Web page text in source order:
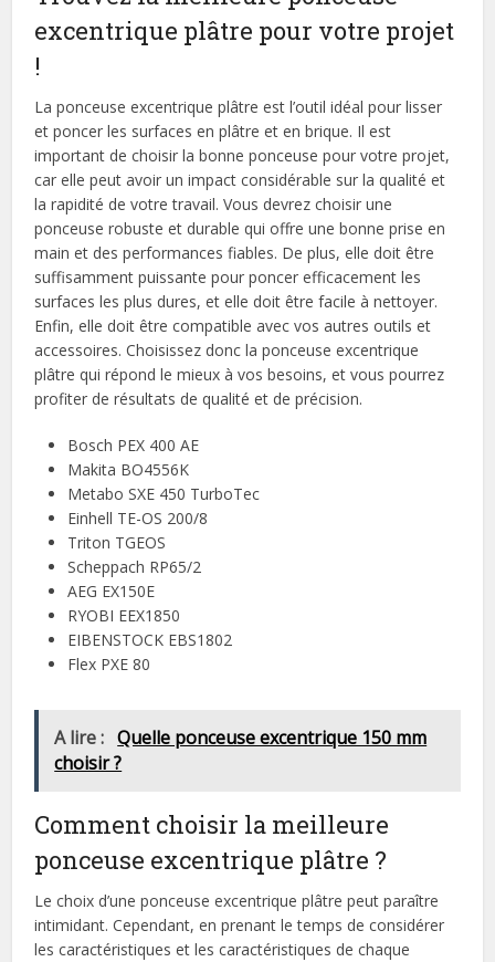
excentrique plâtre pour votre projet
!
La ponceuse excentrique plâtre est l’outil idéal pour lisser
et poncer les surfaces en plâtre et en brique. Il est
important de choisir la bonne ponceuse pour votre projet,
car elle peut avoir un impact considérable sur la qualité et
la rapidité de votre travail. Vous devrez choisir une
ponceuse robuste et durable qui offre une bonne prise en
main et des performances fiables. De plus, elle doit être
suffisamment puissante pour poncer efficacement les
surfaces les plus dures, et elle doit être facile à nettoyer.
Enfin, elle doit être compatible avec vos autres outils et
accessoires. Choisissez donc la ponceuse excentrique
plâtre qui répond le mieux à vos besoins, et vous pourrez
profiter de résultats de qualité et de précision.
Bosch PEX 400 AE
Makita BO4556K
Metabo SXE 450 TurboTec
Einhell TE-OS 200/8
Triton TGEOS
Scheppach RP65/2
AEG EX150E
RYOBI EEX1850
EIBENSTOCK EBS1802
Flex PXE 80
A lire : Quelle ponceuse excentrique 150 mm
choisir ?
Comment choisir la meilleure
ponceuse excentrique plâtre ?
Le choix d’une ponceuse excentrique plâtre peut paraître
intimidant. Cependant, en prenant le temps de considérer
les caractéristiques et les caractéristiques de chaque